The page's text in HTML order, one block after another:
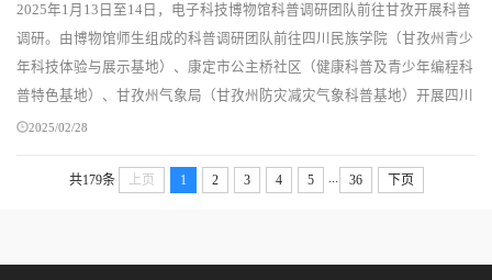
2025年1月13日至14日，电子科技博物馆科普调研团队前往甘孜开展科普
调研。由博物馆师生组成的科普调研团队前往四川民族学院（甘孜州青少
年科技体验与展示基地）、康定市公主桥社区（健康科普及青少年编程科
普特色基地）、甘孜州气象局（甘孜州防灾减灾气象科普基地）开展四川
省科普基地和四川省涉藏地区特色科普基地调研...
2025/02/28
共179条 上页 1 2 3 4 5 ... 36 下页